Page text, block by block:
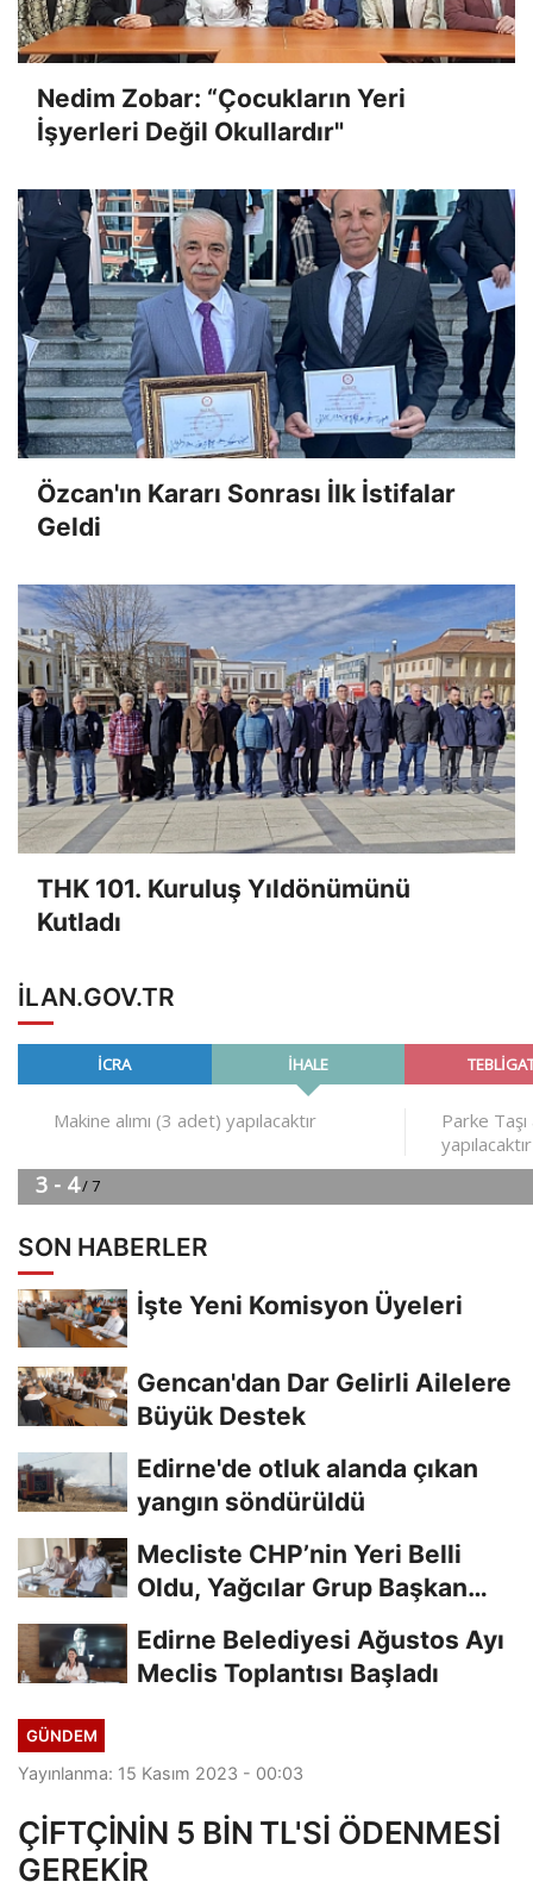
Nedim Zobar: “Çocukların Yeri
İşyerleri Değil Okullardır"
Özcan'ın Kararı Sonrası İlk İstifalar
Geldi
THK 101. Kuruluş Yıldönümünü
Kutladı
ILAN.GOV.TR
SON HABERLER
İşte Yeni Komisyon Üyeleri
Gencan'dan Dar Gelirli Ailelere
Büyük Destek
Edirne'de otluk alanda çıkan
yangın söndürüldü
Mecliste CHP’nin Yeri Belli
Oldu, Yağcılar Grup Başkan
Edirne Belediyesi Ağustos Ayı
Meclis Toplantısı Başladı
GÜNDEM
Yayınlanma: 15 Kasım 2023 - 00:03
ÇİFTÇİNİN 5 BİN TL'Sİ ÖDENMESİ
GEREKİR